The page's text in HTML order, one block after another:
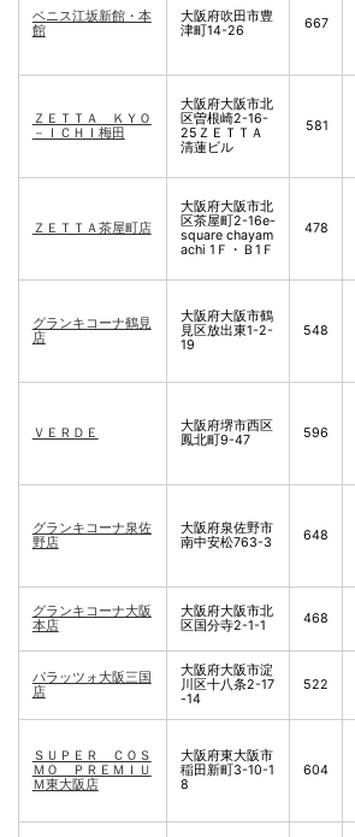
ベニス江坂新館・本
館
大阪府吹田市豊
津町14-26
667
ＺＥＴＴＡ ＫＹＯ
－ＩＣＨＩ梅田
大阪府大阪市北
区曽根崎2-16-
25ＺＥＴＴＡ
清蓮ビル
581
ＺＥＴＴＡ茶屋町店
大阪府大阪市北
区茶屋町2-16e-
square chayam
achi 1Ｆ・Ｂ1Ｆ
478
グランキコーナ鶴見
店
大阪府大阪市鶴
見区放出東1-2-
19
548
ＶＥＲＤＥ
大阪府堺市西区
鳳北町9-47
596
グランキコーナ泉佐
野店
大阪府泉佐野市
南中安松763-3
648
グランキコーナ大阪
本店
大阪府大阪市北
区国分寺2-1-1
468
パラッツォ大阪三国
店
大阪府大阪市淀
川区十八条2-17
-14
522
ＳＵＰＥＲ ＣＯＳ
ＭＯ ＰＲＥＭＩＵ
Ｍ東大阪店
大阪府東大阪市
稲田新町3-10-1
8
604